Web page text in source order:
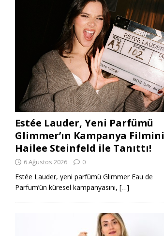
Estée Lauder, Yeni Parfümü
Glimmer’ın Kampanya Filmini
Hailee Steinfeld ile Tanıttı!
6 Ağustos 2026 0
Estée Lauder, yeni parfümü Glimmer Eau de
Parfum’ün küresel kampanyasını, […]